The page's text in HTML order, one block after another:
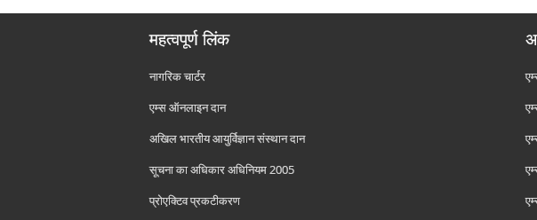
महत्वपूर्ण लिंक
नागरिक चार्टर
एम्स ऑनलाइन दान
अखिल भारतीय आयुर्विज्ञान संस्थान दान
सूचना का अधिकार अधिनियम 2005
प्रोएक्टिव प्रकटीकरण